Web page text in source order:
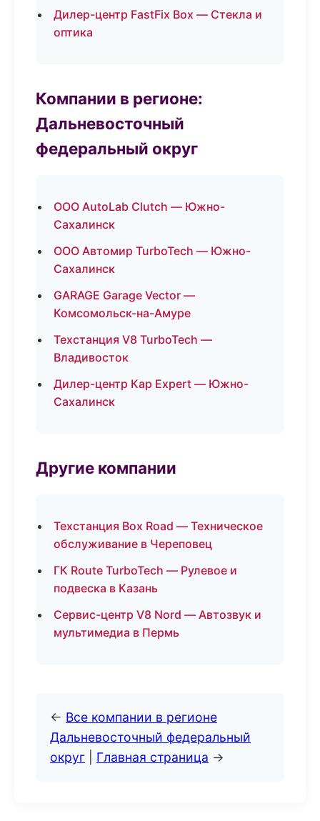
Дилер-центр FastFix Box — Стекла и
оптика
Компании в регионе:
Дальневосточный
федеральный округ
ООО AutoLab Clutch — Южно-
Сахалинск
ООО Автомир TurboTech — Южно-
Сахалинск
GARAGE Garage Vector —
Комсомольск-на-Амуре
Техстанция V8 TurboTech —
Владивосток
Дилер-центр Кар Expert — Южно-
Сахалинск
Другие компании
Техстанция Box Road — Техническое
обслуживание в Череповец
ГК Route TurboTech — Рулевое и
подвеска в Казань
Сервис-центр V8 Nord — Автозвук и
мультимедиа в Пермь
← Все компании в регионе
Дальневосточный федеральный
округ
Главная страница →